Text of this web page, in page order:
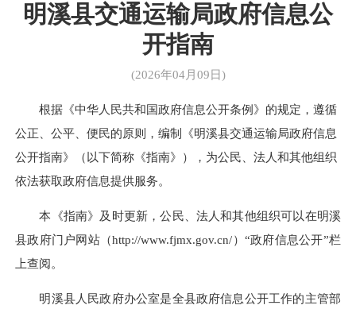
明溪县交通运输局政府信息公
开指南
(2026年04月09日)
根据《中华人民共和国政府信息公开条例》的规定，遵循
公正、公平、便民的原则，编制《明溪县交通运输局政府信息
公开指南》（以下简称《指南》），为公民、法人和其他组织
依法获取政府信息提供服务。
本《指南》及时更新，公民、法人和其他组织可以在明溪
县政府门户网站（http://www.fjmx.gov.cn/）“政府信息公开”栏
上查阅。
明溪县人民政府办公室是全县政府信息公开工作的主管部